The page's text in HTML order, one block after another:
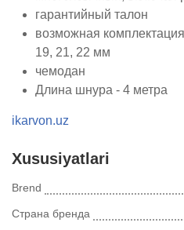
гарантийный талон
возможная
19, 21, 22 мм
чемодан
Длина шнура - 4 метра
ikarvon.uz
Xususiyatlari
Brend
Страна бренда